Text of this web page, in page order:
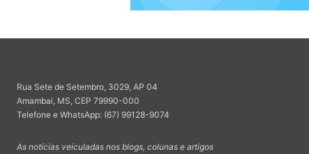
Rua Sete de Setembro, 3029, AP 04
Amambai, MS, CEP 79990-000
Telefone e WhatsApp: (67) 99128-9074
As notícias veiculadas nos blogs, colunas e artigos